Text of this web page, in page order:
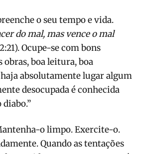
o seu tempo e vida.
do mal, mas vence o mal
Ocupe-se com bons
obras, boa leitura, boa
absolutamente lugar algum
desocupada é conhecida
o limpo. Exercite-o.
Quando as tentações